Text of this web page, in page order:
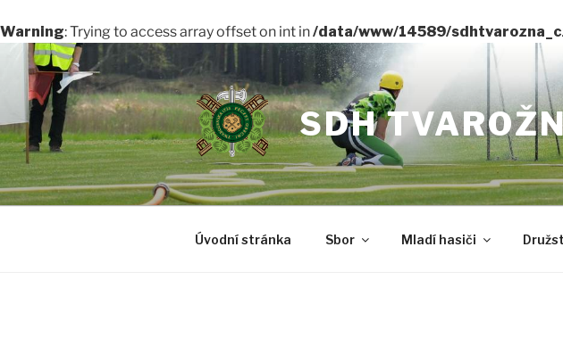
Warning: Trying to access array offset on int in/data/www/14589/
Přejít
obsahu
webu
SDH
Úvodní stránka Sbor Mladí hasiči